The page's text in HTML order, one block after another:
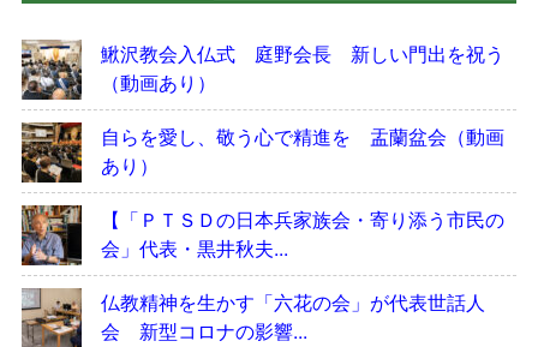
鰍沢教会入仏式 庭野会長 新しい門出を祝う
（動画あり）
自らを愛し、敬う心で精進を 盂蘭盆会（動画
あり）
【「ＰＴＳＤの日本兵家族会・寄り添う市民の
会」代表・黒井秋夫...
仏教精神を生かす「六花の会」が代表世話人
会 新型コロナの影響...